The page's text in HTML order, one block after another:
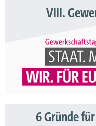
VIII.
6 Gründe